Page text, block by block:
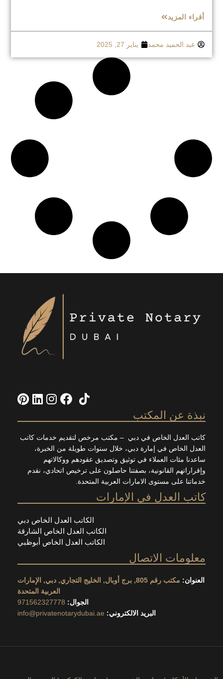
أقراء المزيد
عبد الحميد محمد يناير 27, 2025
TikTok
Facebook
نبذة عن المكتب
كاتب العدل الخاص في دبي – مكتب مرخص لتقديم خدمات كاتب
العدل الخاص في إمارة دبي، خلال سنوات طويلة من الخبرة،
ساعدنا مئات العملاء في توثيق وتصديق عقودهم ووكالاتهم
وإقراراتهم القانونية، بصفتنا حاصلون على ترخيص اتحادي، نقدم
خدماتنا على مستوى الامارات العربية المتحدة.
كاتب العدل في الإمارات
الكاتب العدل الخاص دبي
الكاتب العدل الخاص الشارقة
الكاتب العدل الخاص أبوظبي
معلومات الاتصال
العنوان:
مكتب رقم 805, برج أوبال, الخليج التجاري, دبي, الإمارات
العربية المتحدة
الجوال: 971562327778
البريد الالكتروني: info@privatenotarydubai.ae